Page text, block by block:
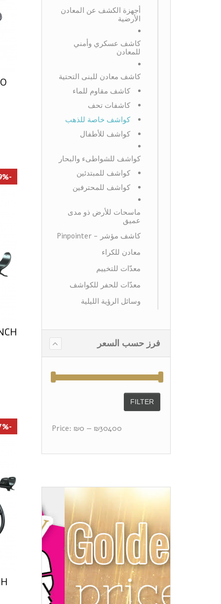
-19%
-17%
أجهزة الكشف عن المعادن
الأرضية
كاشف عسكري وأمني
للمعادن
كاشف معادن للبنى التحتية
كاشف مقاوم للماء
كاشفات تحف
كواشف خاصة للذهب
كواشف للأطفال
كواشف للشواطىء والبحار
كواشف للمبتدئين
كواشف للمحترفين
ماسحات للأرض ذو مدى
عميق
كاشف مؤشر - Pinpointer
معادن للكراء
معدّات للتخييم
معدّات للحفر للكواشف
وسائل الرؤية الليلية
فرز حسب السعر
FILTER
Price: ₪0 — ₪30400